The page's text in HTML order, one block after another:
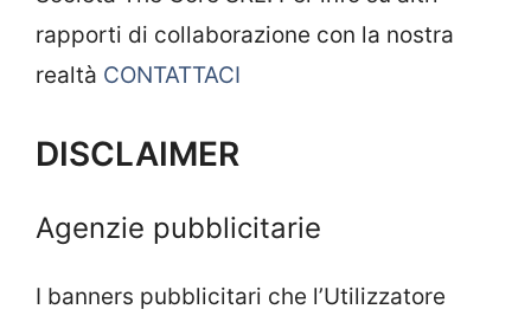
rapporti di collaborazione con la nostra
realtà CONTATTACI
DISCLAIMER
Agenzie pubblicitarie
I banners pubblicitari che l’Utilizzatore